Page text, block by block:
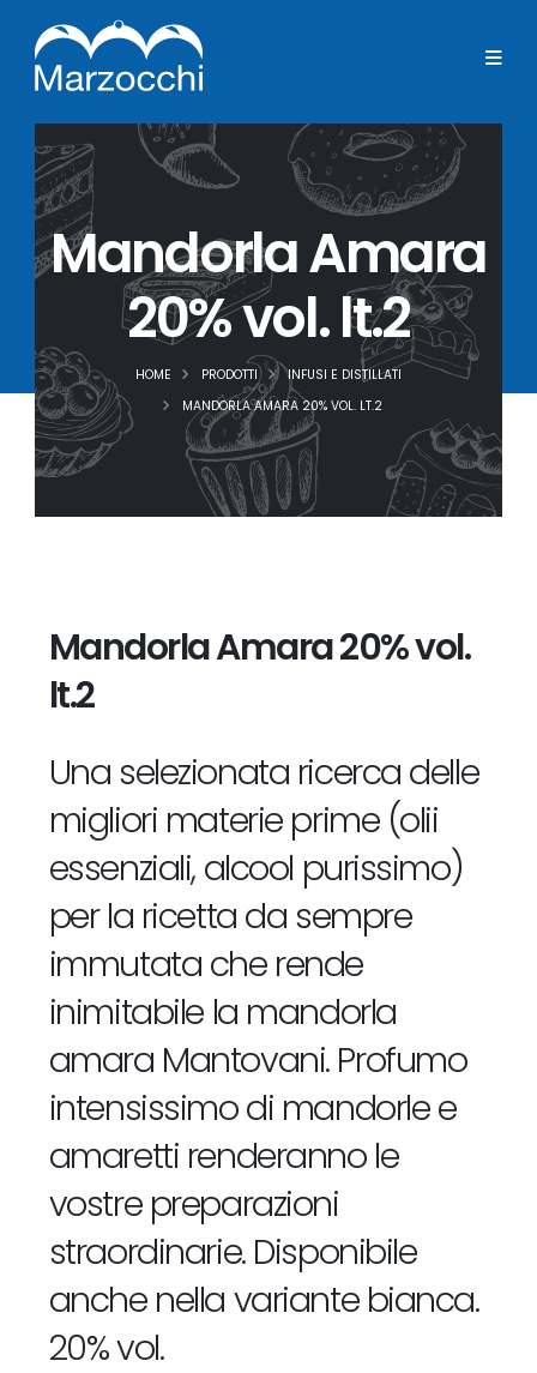
Mandorla Amara
20% vol. lt.2
HOME PRODOTTI
INFUSI E DISTILLATI
MANDORLA AMARA 20% VOL. LT.2
Mandorla Amara 20% vol.
lt.2
Una selezionata ricerca delle
migliori materie prime (olii
essenziali, alcool purissimo)
per la ricetta da sempre
immutata che rende
inimitabile la mandorla
amara Mantovani. Profumo
intensissimo di mandorle e
amaretti renderanno le
vostre preparazioni
straordinarie. Disponibile
anche nella variante bianca.
20% vol.